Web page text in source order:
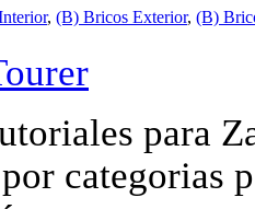
, (B) Bricos Exterior, (B)
para
categorias